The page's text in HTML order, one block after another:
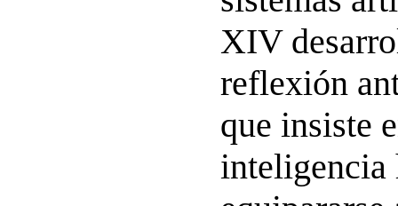
XIV
reflexión
que insiste
inteligencia